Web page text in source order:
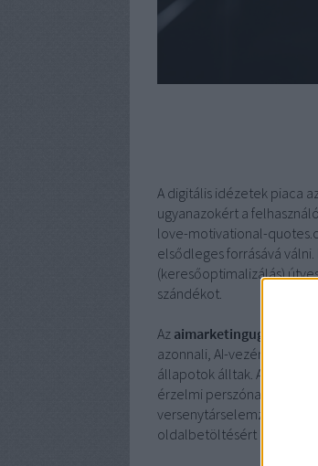
A digitális idézetek piaca
ugyanazokért a
love-motivational-
elsődleges forrásává
(keresőoptimalizálás)
szándékot.
Az
azonnali, AI-vezérelt
állapotok álltak. A siker
érzelmi perszóna-
versenytárselemzésért
oldalbetöltésért és a